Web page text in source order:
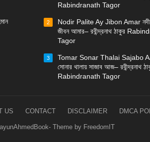
Rabindranath Tagor
2
Nodir Palite Ay Jibon Amar
জীবন আমার– রবীন্দ্রনাথ ঠাকুর
Tagor
3
Tomar Sonar Thalai Sajabo
সোনার থালায় সাজাব আজ– রবীন্দ্রনাথ
Rabindranath Tagor
US CONTACT DISCLAIMER DMCA
Theme by FreedomIT